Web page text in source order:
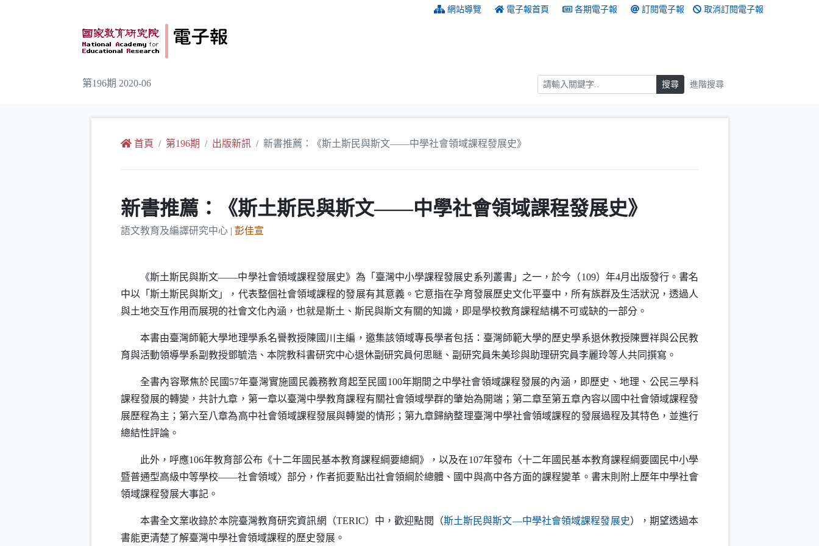
網站導覽 電子報首頁 各期電子報 訂閱電子報 取消訂閱電子報
第196期 2020-06 搜尋 搜尋 進階搜尋
首頁 第196期 出版新訊 新書推薦：《斯土斯民與斯文——中學社會領域課程發展史》
新書推薦：《斯土斯民與斯文——中學社會領域課程發展史》
語文教育及編譯研究中心 | 彭佳宣
《斯土斯民與斯文——中學社會領域課程發展史》為「臺灣中小學課程發展史系列叢書」之一，於今（109）年4月出版發行。書名
中以「斯土斯民與斯文」，代表整個社會領域課程的發展有其意義。它意指在孕育發展歷史文化平臺中，所有族群及生活狀況，透過人
與土地交互作用而展現的社會文化內涵，也就是斯土、斯民與斯文有關的知識，即是學校教育課程結構不可或缺的一部分。
本書由臺灣師範大學地理學系名譽教授陳國川主編，邀集該領域專長學者包括：臺灣師範大學的歷史學系退休教授陳豐祥與公民教
育與活動領導學系副教授鄧毓浩、本院教科書研究中心退休副研究員何思瞇、副研究員朱美珍與助理研究員李麗玲等人共同撰寫。
全書內容聚焦於民國57年臺灣實施國民義務教育起至民國100年期間之中學社會領域課程發展的內涵，即歷史、地理、公民三學科
課程發展的轉變，共計九章，第一章以臺灣中學教育課程有關社會領域學群的肇始為開端；第二章至第五章內容以國中社會領域課程發
展歷程為主；第六至八章為高中社會領域課程發展與轉變的情形；第九章歸納整理臺灣中學社會領域課程的發展過程及其特色，並進行
總結性評論。
此外，呼應106年教育部公布《十二年國民基本教育課程綱要總綱》，以及在107年發布〈十二年國民基本教育課程綱要國民中小學
暨普通型高級中等學校——社會領域〉部分，作者扼要點出社會領綱於總體、國中與高中各方面的課程變革。書末則附上歷年中學社會
領域課程發展大事記。
本書全文業收錄於本院臺灣教育研究資訊網（TERIC）中，歡迎點閱（斯土斯民與斯文—中學社會領域課程發展史（另開新視窗）
），期望透過本
書能更清楚了解臺灣中學社會領域課程的歷史發展。